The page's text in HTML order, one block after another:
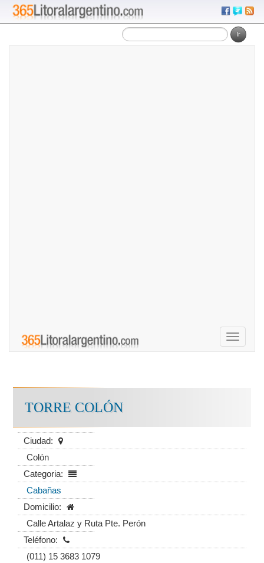
Toggle
TORRE COLÓN
Ciudad:
Colón
Categoria:
Cabañas
Domicilio:
Calle Artalaz y Ruta Pte. Perón
Teléfono:
(011) 15 3683 1079